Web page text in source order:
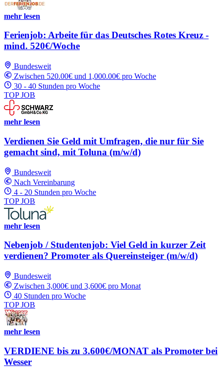
mehr lesen
Ferienjob: Arbeite für das Deutsches Rotes Kreuz -
mind. 520€/Woche
Bundesweit
Zwischen 520.00€ und 1,000.00€ pro Woche
30 - 40 Stunden pro Woche
TOP JOB
mehr lesen
Verdienen Sie Geld mit Umfragen, die nur für Sie
gemacht sind, mit Toluna (m/w/d)
Bundesweit
Nach Vereinbarung
4 - 20 Stunden pro Woche
TOP JOB
mehr lesen
Nebenjob / Studentenjob: Viel Geld in kurzer Zeit
verdienen? Promoter als Quereinsteiger (m/w/d)
Bundesweit
Zwischen 3,000€ und 3,600€ pro Monat
40 Stunden pro Woche
TOP JOB
mehr lesen
VERDIENE bis zu 3.600€/MONAT als Promoter bei
Wesser